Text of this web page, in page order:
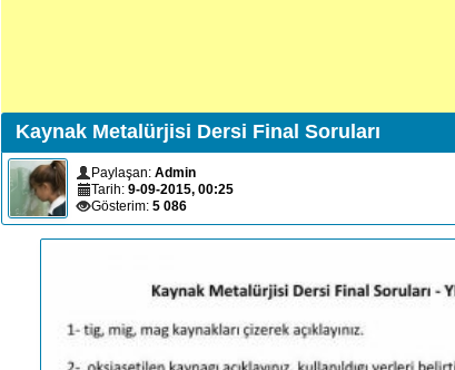
Kaynak Metalürjisi Dersi Final Soruları
Paylaşan: Admin
Tarih: 9-09-2015, 00:25
Gösterim: 5 086